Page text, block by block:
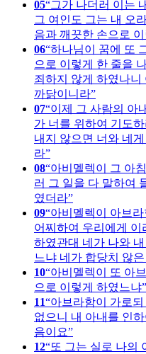
05 그가 나더러 이는
그 여인도 그는 내 오
음과 깨끗한 손으로
06 하나님이 꿈에 또
으로 이렇게 한 줄을
죄하지 않게 하였나니
까닭이니라
07 이제 그 사람의 아
가 너를 위하여 기도
내지 않으면 너와 네
라
08 아비멜렉이 그 아
러 그 일을 다 말하여
였더라
09 아비멜렉이 아브
어찌하여 우리에게 이
하였관대 네가 나와
느냐 네가 합당치 않
10 아비멜렉이 또 아
으로 이렇게 하였느냐
11 아브라함이 가로
없으니 내 아내를 인
음이요
12 또 그는 실로 나의